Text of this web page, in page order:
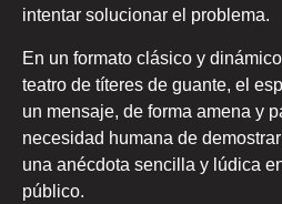
intentar solucionar el problema.
En un formato clásico y
teatro de títeres de guante, el
un mensaje, de forma amena y
necesidad humana de
una anécdota sencilla y lúdica
público.